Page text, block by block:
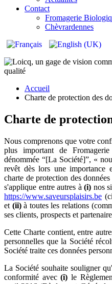
Contact
Fromagerie
Chèvrardennes
Accueil
Charte de protection des
Charte de
Nous comprenons que votre
plus important de
dénommée “[La Société]”, «
revêt dès lors une importance
charte de protection des
s'applique entre autres à(i) nos
https://www.saveursplaisirs.be
et (ii)à toutes les relations
ses clients, prospects et
Cette Charte contient, entre
personnelles que la Société
Société traite ces données
La Société souhaite souligner
conformité avec(i) le